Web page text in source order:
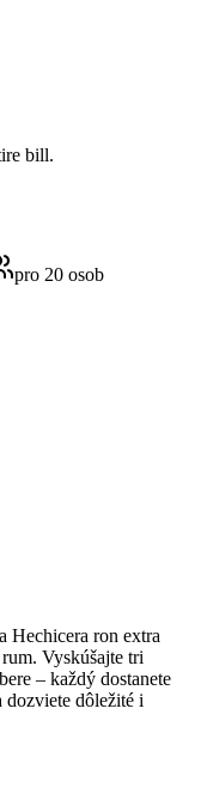
bill.
pro 20 osob
Hechicera ron extra
Vyskúšajte tri
– každý dostanete
dozviete dôležité i